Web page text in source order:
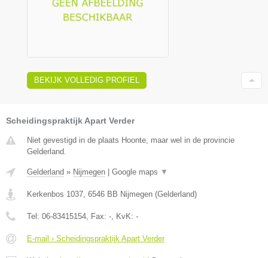
BEKIJK VOLLEDIG PROFIEL
Scheidingspraktijk Apart Verder
Niet gevestigd in de plaats Hoonte, maar wel in de provincie
Gelderland.
Gelderland » Nijmegen | Google maps ▼
Kerkenbos 1037 6546 BB Nijmegen (Gelderland)
Tel: 06-83415154 , Fax: - , KvK: -
E-mail › Scheidingspraktijk Apart Verder